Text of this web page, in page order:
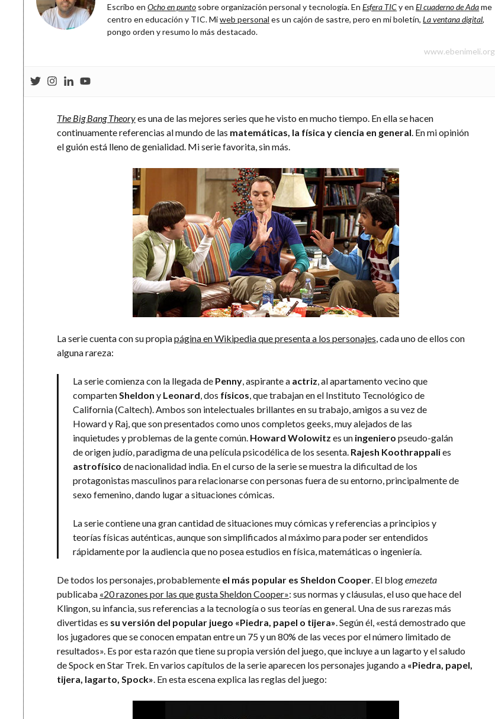
Escribo enOcho en punto sobre organización personal y tecnología. EnEsfera TICy enEl cuaderno de Adame
centro en educación y TIC. Miweb personal es un cajón de sastre, pero en mi boletín,La ventana digital,
pongo orden y resumo lo más destacado.
www.ebenimeli.org
The Big Bang Theoryes una de las mejores series que he visto en mucho tiempo. En ella se hacen
continuamente referencias al mundo de las matemáticas, la física y ciencia en general . En mi opinión
el guión está lleno de genialidad. Mi serie favorita, sin más.
La serie cuenta con su propiapágina en Wikipedia que presenta a los personajes , cada uno de ellos con
alguna rareza:
La serie comienza con la llegada de Penny, aspirante a actriz , al apartamento vecino que
comparten Sheldon y Leonard , dos físicos , que trabajan en el Instituto Tecnológico de
California (Caltech). Ambos son intelectuales brillantes en su trabajo, amigos a su vez de
Howard y Raj, que son presentados como unos completos geeks, muy alejados de las
inquietudes y problemas de la gente común. Howard Wolowitz es un ingeniero pseudo-galán
de origen judío, paradigma de una película psicodélica de los sesenta. Rajesh Koothrappalies
astrofísico de nacionalidad india. En el curso de la serie se muestra la dificultad de los
protagonistas masculinos para relacionarse con personas fuera de su entorno, principalmente de
sexo femenino, dando lugar a situaciones cómicas.
La serie contiene una gran cantidad de situaciones muy cómicas y referencias a principios y
teorías físicas auténticas, aunque son simplificados al máximo para poder ser entendidos
rápidamente por la audiencia que no posea estudios en física, matemáticas o ingeniería.
De todos los personajes, probablemente el más popular es Sheldon Cooper. El blogemezeta
publicaba «20 razones por las que gusta Sheldon Cooper»: sus normas y cláusulas, el uso que hace del
Klingon, su infancia, sus referencias a la tecnología o sus teorías en general. Una de sus rarezas más
divertidas es su versión del popular juego «Piedra, papel o tijera» . Según él, «está demostrado que
los jugadores que se conocen empatan entre un 75 y un 80% de las veces por el número limitado de
resultados». Es por esta razón que tiene su propia versión del juego, que incluye a un lagarto y el saludo
de Spock en Star Trek. En varios capítulos de la serie aparecen los personajes jugando a «Piedra, papel,
tijera, lagarto, Spock» . En esta escena explica las reglas del juego: